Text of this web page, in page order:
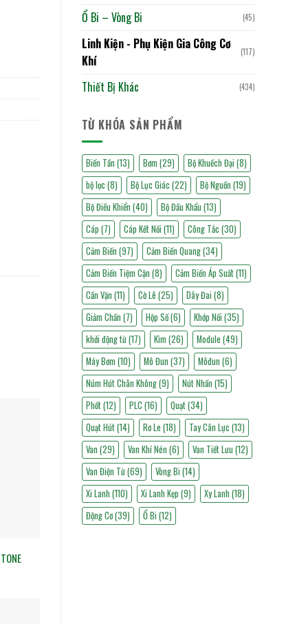
Ổ Bi – Vòng Bi (45)
Linh Kiện - Phụ Kiện Gia Công Cơ
Khí
(117)
Thiết Bị Khác (434)
TỪ KHÓA SẢN PHẨM
Biến Tần (13) Bơm (29) Bộ Khuếch Đại (8)
bộ lọc (8) Bộ Lục Giác (22) Bộ Nguồn (19)
Bộ Điều Khiển (40) Bộ Đầu Khẩu (13)
Cáp (7) Cáp Kết Nối (11) Công Tắc (30)
Cảm Biến (97) Cảm Biến Quang(34)
Cảm Biến Tiệm Cận (8) Cảm Biến Áp Suất(11)
Cần Vặn (11) Cờ Lê (25) Dây Đai (8)
Giảm Chấn (7) Hộp Số(6) Khớp Nối (35)
khởi động từ(17) Kìm (26) Module (49)
Máy Bơm (10) Mô Đun (37) Môđun (6)
Núm Hút Chân Không(9) Nút Nhấn (15)
Phốt(12) PLC (16) Quạt(34)
Quạt Hút(14) Rơ Le (18) Tay Cân Lực (13)
Van (29) Van Khí Nén (6) Van Tiết Lưu (12)
Van Điện Từ(69) Vòng Bi (14)
Xi Lanh (110) Xi Lanh Kẹp (9) Xy Lanh (18)
Động Cơ(39) Ổ Bi (12)